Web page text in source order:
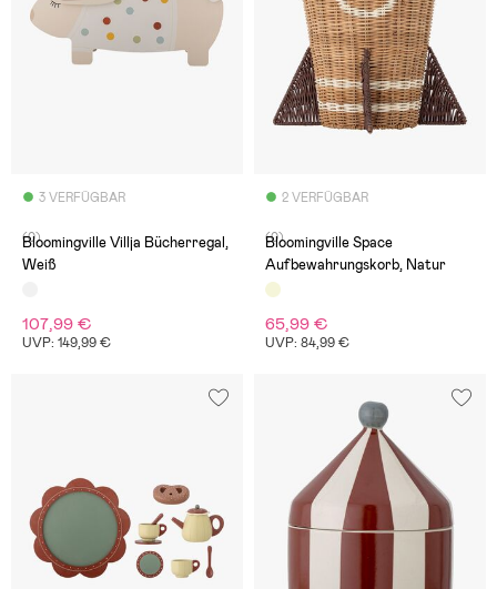
3 VERFÜGBAR
(0)
Bloomingville Villja Bücherregal,
Weiß
107,99 €
UVP: 149,99 €
2 VERFÜGBAR
(0)
Bloomingville Space
Aufbewahrungskorb, Natur
65,99 €
UVP: 84,99 €